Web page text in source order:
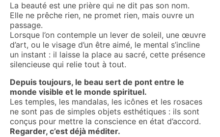
La beauté est une prière qui ne dit pas son nom.
Elle ne prêche rien, ne promet rien, mais ouvre un
passage.
Lorsque l’on contemple un lever de soleil, une œuvre
d’art, ou le visage d’un être aimé, le mental s’incline
un instant : il laisse la place au sacré, cette présence
silencieuse qui relie tout à tout.
Depuis toujours, le beau sert de pont entre le
monde visible et le monde spirituel.
Les temples, les mandalas, les icônes et les rosaces
ne sont pas de simples objets esthétiques : ils sont
conçus pour mettre la conscience en état d’accord.
Regarder, c’est déjà méditer.